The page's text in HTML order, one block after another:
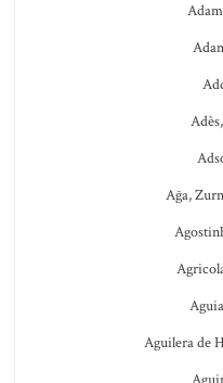
Ağa,
Aguilera de